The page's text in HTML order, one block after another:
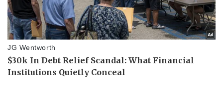
Thể thao
Bóng đá
Lịch thi đấu bóng đá
Thế giới thể thao
eSports
Hậu trường
Ô tô - Xe máy
Ô tô
Xe máy
Tư vấn